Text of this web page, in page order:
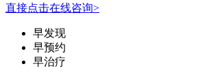
直接点击在线咨询>
早发现
早预约
早治疗